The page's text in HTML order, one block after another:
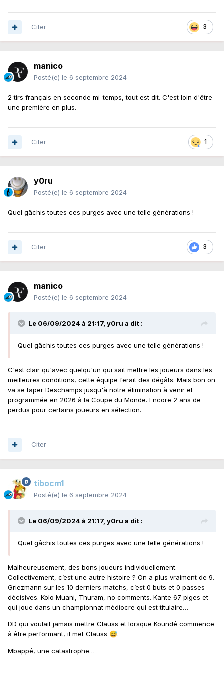
3
Citer
manico
Posté(e) le 6 septembre 2024
2 tirs français en seconde mi-temps, tout est dit. C'est loin d'être
une première en plus.
1
Citer
y0ru
Posté(e) le 6 septembre 2024
Quel gâchis toutes ces purges avec une telle générations !
3
Citer
manico
Posté(e) le 6 septembre 2024
Le 06/09/2024 à 21:17, y0ru a dit :
Quel gâchis toutes ces purges avec une telle générations !
C'est clair qu'avec quelqu'un qui sait mettre les joueurs dans les
meilleures conditions, cette équipe ferait des dégâts. Mais bon on
va se taper Deschamps jusqu'à notre élimination à venir et
programmée en 2026 à la Coupe du Monde. Encore 2 ans de
perdus pour certains joueurs en sélection.
Citer
tibocm1
Posté(e) le 6 septembre 2024
Le 06/09/2024 à 21:17, y0ru a dit :
Quel gâchis toutes ces purges avec une telle générations !
Malheureusement, des bons joueurs individuellement.
Collectivement, c’est une autre histoire ? On a plus vraiment de 9.
Griezmann sur les 10 derniers matchs, c’est 0 buts et 0 passes
décisives. Kolo Muani, Thuram, no comments. Kante 67 piges et
qui joue dans un championnat médiocre qui est titulaire…
DD qui voulait jamais mettre Clauss et lorsque Koundé commence
à être performant, il met Clauss 😅.
Mbappé, une catastrophe…